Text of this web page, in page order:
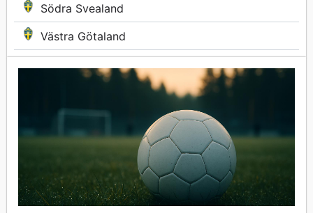
Södra Svealand
Västra Götaland